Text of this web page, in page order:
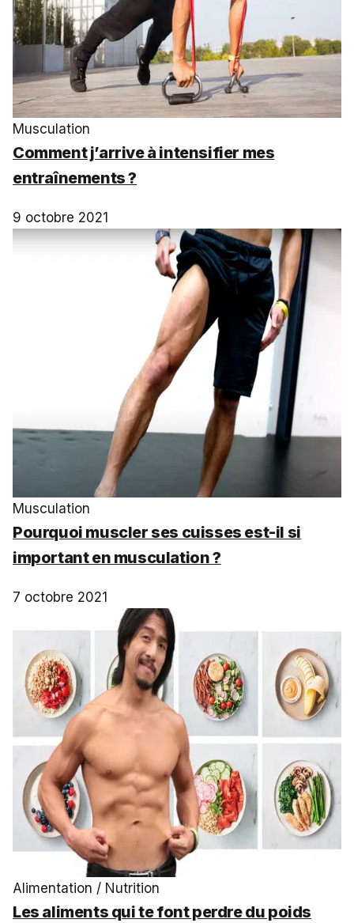
Musculation
Comment j’arrive à intensifier mes
entraînements ?
9 octobre 2021
Musculation
Pourquoi muscler ses cuisses est-il si
important en musculation ?
7 octobre 2021
Alimentation / Nutrition
Les aliments qui te font perdre du poids